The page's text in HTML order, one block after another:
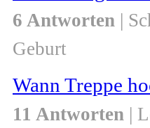
6 Antworten |
Geburt
Wann Treppe
11 Antworten |